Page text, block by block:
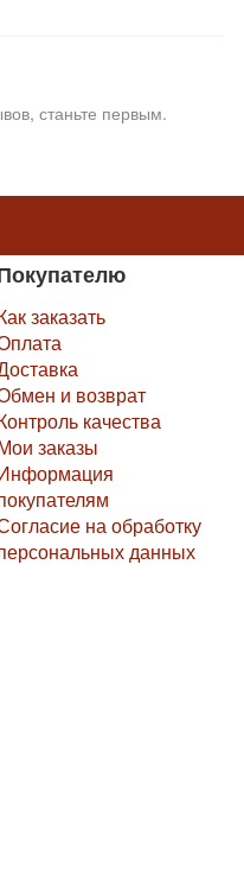
станьте первым.
заказать
и возврат
качества
заказы
на обработку
данных